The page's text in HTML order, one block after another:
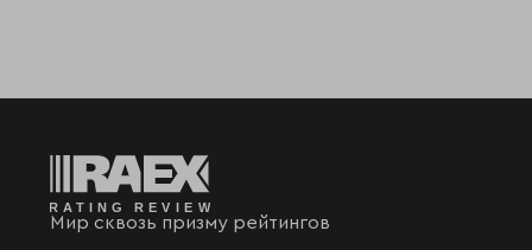
Мир сквозь призму рейтингов